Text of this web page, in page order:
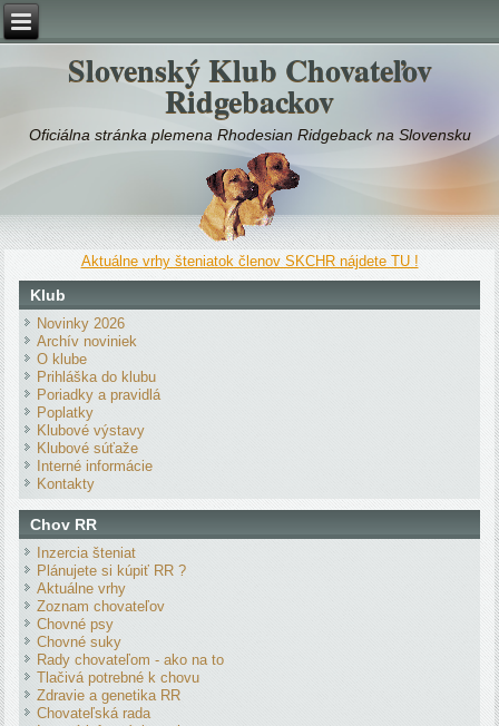
Slovenský Klub Chovateľov
Ridgebackov
Oficiálna stránka plemena Rhodesian Ridgeback na Slovensku
Aktuálne vrhy šteniatok členov SKCHR nájdete TU !
Klub
Novinky 2026
Archív noviniek
O klube
Prihláška do klubu
Poriadky a pravidlá
Poplatky
Klubové výstavy
Klubové súťaže
Interné informácie
Kontakty
Chov RR
Inzercia šteniat
Plánujete si kúpiť RR ?
Aktuálne vrhy
Zoznam chovateľov
Chovné psy
Chovné suky
Rady chovateľom - ako na to
Tlačivá potrebné k chovu
Zdravie a genetika RR
Chovateľská rada